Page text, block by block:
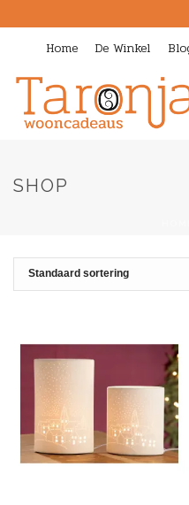
Home De Winkel
SHOP